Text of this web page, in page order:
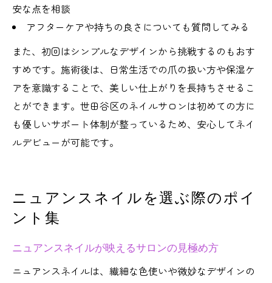
安な点を相談
アフターケアや持ちの良さについても質問してみる
また、初回はシンプルなデザインから挑戦するのもおす
すめです。施術後は、日常生活での爪の扱い方や保湿ケ
アを意識することで、美しい仕上がりを長持ちさせるこ
とができます。世田谷区のネイルサロンは初めての方に
も優しいサポート体制が整っているため、安心してネイ
ルデビューが可能です。
ニュアンスネイルを選ぶ際のポイ
ント集
ニュアンスネイルが映えるサロンの見極め方
ニュアンスネイルは、繊細な色使いや微妙なデザインの